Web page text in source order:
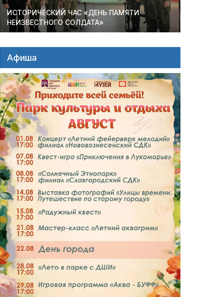
ИСТОРИЧЕСКИЙ ЧАС «ДЕНЬ ПАМЯТИ
НЕИЗВЕСТНОГО СОЛДАТА»
Афиша